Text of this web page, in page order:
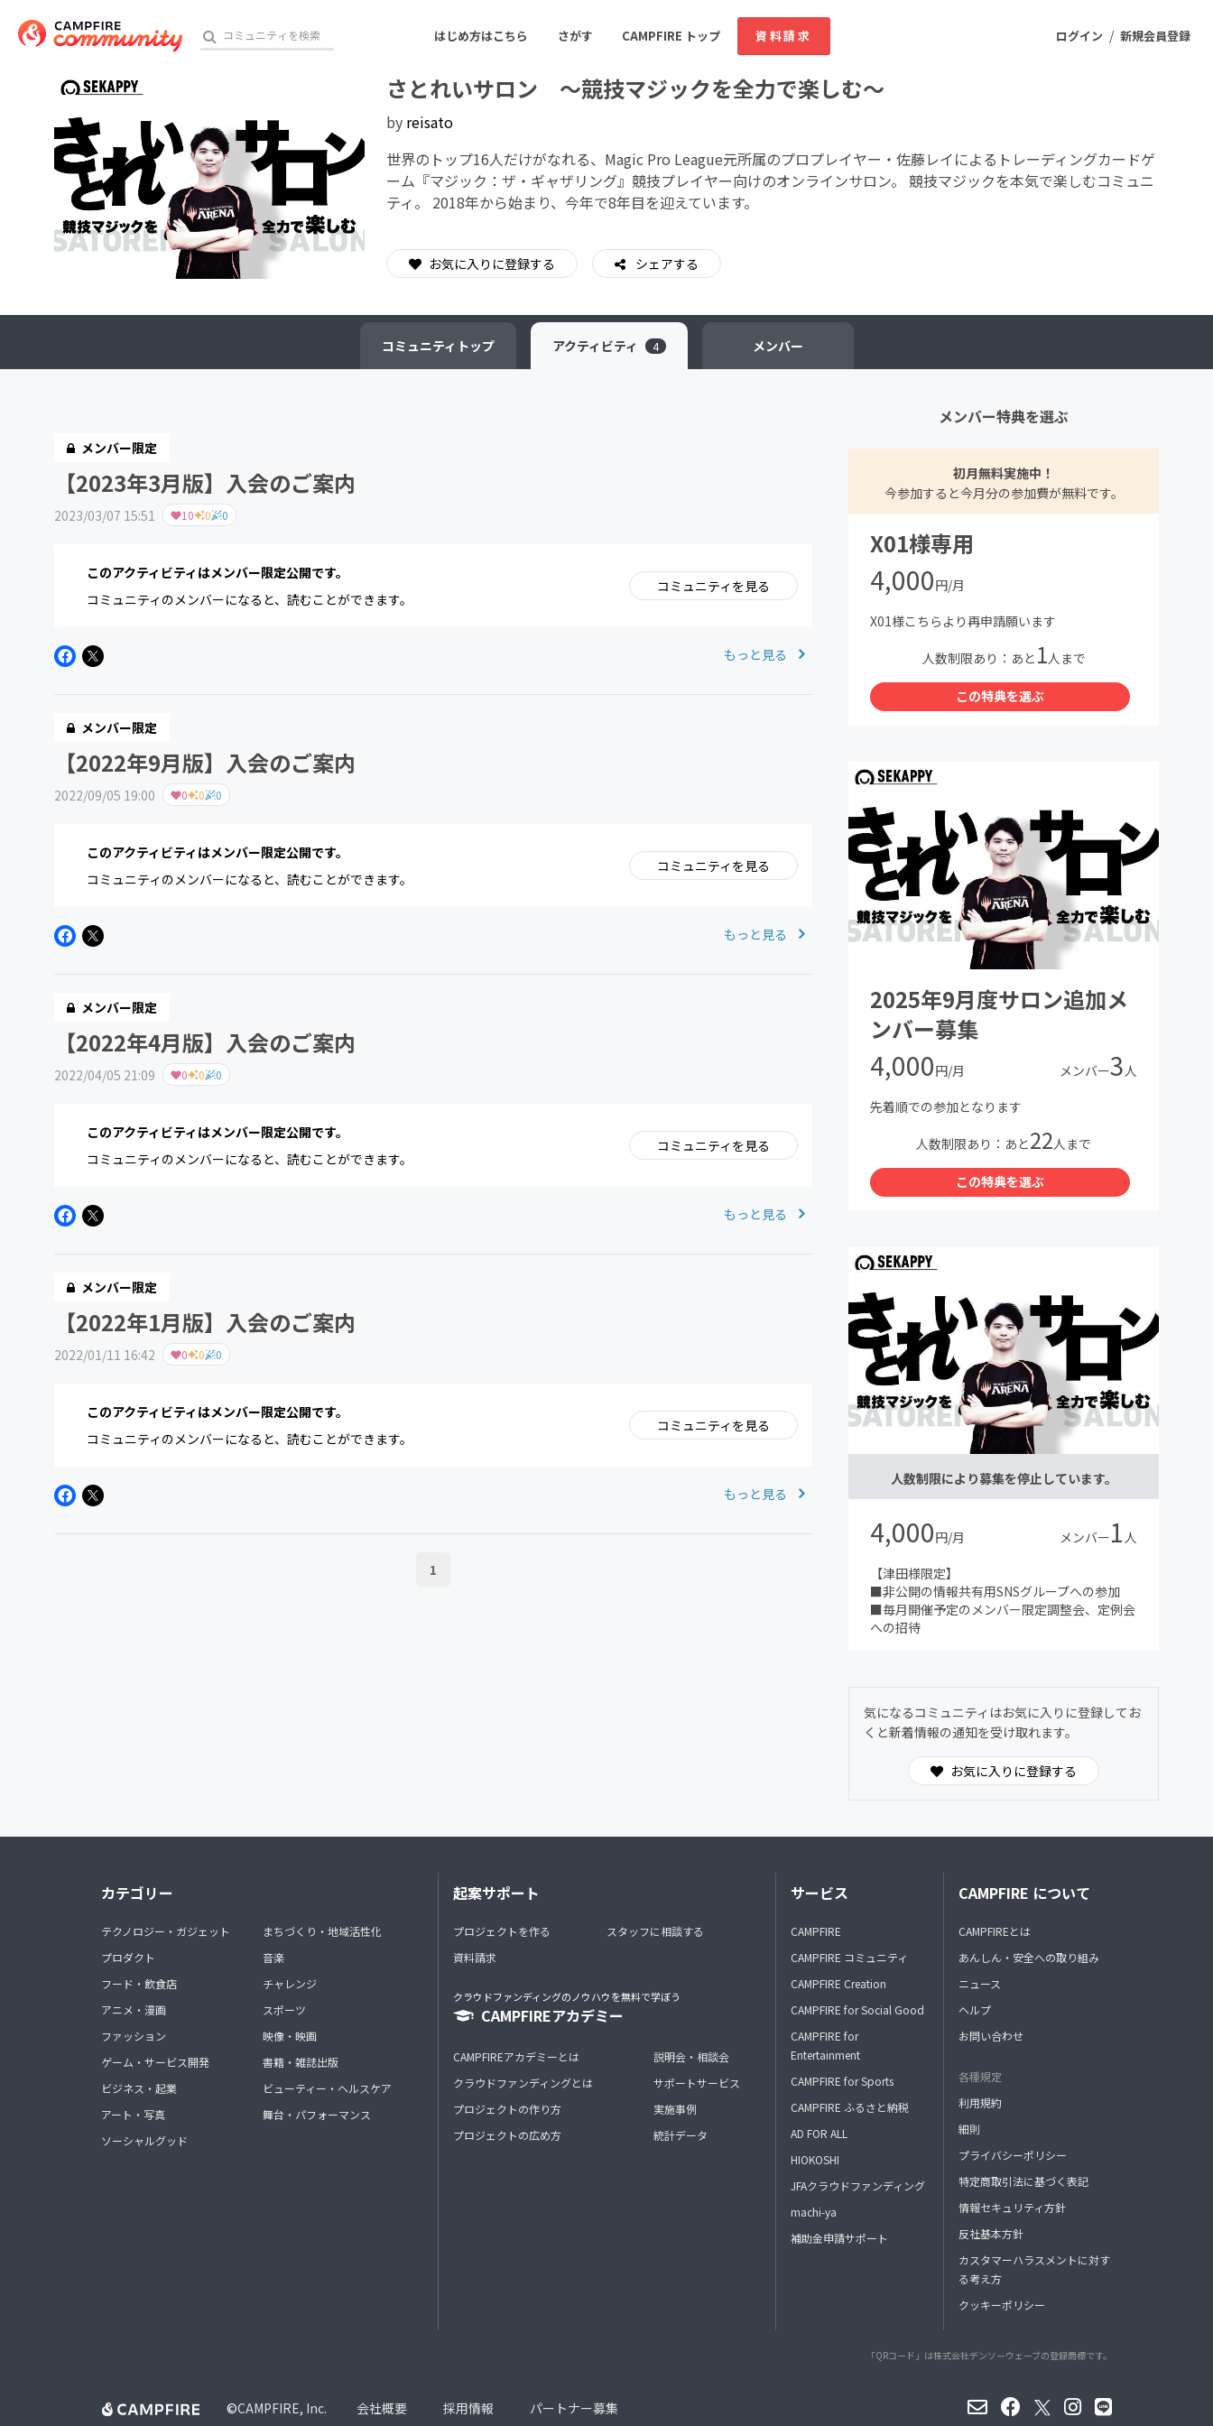
ログイン / 新規会員登録
はじめ方はこちら さがす CAMPFIRE トップ 資料請求
おすすめのコミュニティ 人気のコミュニティ 新着のコミュニティ
アート・写真
テクノロジー・ガジェット
ゲーム・サービス開発 フード・飲食店
ソーシャルグッド ビューティー・ヘルスケア
チャレンジ
さとれいサロン ～競技マジックを全力で楽しむ～
by reisato
世界のトップ16人だけがなれる、Magic Pro League元所属のプロプレイヤー・佐藤レイによるトレーディングカードゲ
ーム『マジック：ザ・ギャザリング』競技プレイヤー向けのオンラインサロン。 競技マジックを本気で楽しむコミュニ
ティ。 2018年から始まり、今年で8年目を迎えています。
お気に入りに登録する シェアする
コミュニティ トップ アクティビティ 4 メンバー
メンバー限定
【2023年3月版】入会のご案内
2023/03/07 15:51 10 0 0
このアクティビティはメンバー限定公開です。
コミュニティのメンバーになると、読むことができます。
コミュニティを見る
もっと見る
メンバー限定
【2022年9月版】入会のご案内
2022/09/05 19:00 0 0 0
このアクティビティはメンバー限定公開です。
コミュニティのメンバーになると、読むことができます。
コミュニティを見る
もっと見る
メンバー限定
【2022年4月版】入会のご案内
2022/04/05 21:09 0 0 0
このアクティビティはメンバー限定公開です。
コミュニティのメンバーになると、読むことができます。
コミュニティを見る
もっと見る
メンバー限定
【2022年1月版】入会のご案内
2022/01/11 16:42 0 0 0
このアクティビティはメンバー限定公開です。
コミュニティのメンバーになると、読むことができます。
コミュニティを見る
もっと見る
1
メンバー特典を選ぶ
初月無料実施中！
今参加すると今月分の参加費が無料です。
X01様専用
4,000円/月
X01様こちらより再申請願います
人数制限あり：あと 1人まで
この特典を選ぶ
2025年9月度サロン追加メ
ンバー募集
4,000円/月 メンバー3 人
先着順での参加となります
人数制限あり：あと22人まで
この特典を選ぶ
人数制限により募集を停止しています。
4,000円/月 メンバー1 人
【津田様限定】
■非公開の情報共有用SNSグループへの参加
■毎月開催予定のメンバー限定調整会、定例会
への招待
気になるコミュニティはお気に入りに登録してお
くと新着情報の通知を受け取れます。
お気に入りに登録する
カテゴリー
テクノロジー・ガジェット
プロダクト
フード・飲食店
アニメ・漫画
ファッション
ゲーム・サービス開発
ビジネス・起業
アート・写真
ソーシャルグッド
まちづくり・地域活性化
音楽
チャレンジ
スポーツ
映像・映画
書籍・雑誌出版
ビューティー・ヘルスケア
舞台・パフォーマンス
起案サポート
プロジェクトを作る
資料請求
スタッフに相談する
クラウドファンディングのノウハウを無料で学ぼう
CAMPFIREアカデミー
CAMPFIREアカデミーとは
クラウドファンディングとは
プロジェクトの作り方
プロジェクトの広め方
説明会・相談会
サポートサービス
実施事例
統計データ
サービス
CAMPFIRE
CAMPFIRE コミュニティ
CAMPFIRE Creation
CAMPFIRE for Social Good
CAMPFIRE for
Entertainment
CAMPFIRE for Sports
CAMPFIRE ふるさと納税
AD FOR ALL
HIOKOSHI
JFAクラウドファンディング
machi-ya
補助金申請サポート
CAMPFIRE について
CAMPFIREとは
あんしん・安全への取り組み
ニュース
ヘルプ
お問い合わせ
各種規定
利用規約
細則
プライバシーポリシー
特定商取引法に基づく表記
情報セキュリティ方針
反社基本方針
カスタマーハラスメントに対す
る考え方
クッキーポリシー
「QRコード」は株式会社デンソーウェーブの登録商標です。
©CAMPFIRE, Inc. 会社概要 採用情報 パートナー募集